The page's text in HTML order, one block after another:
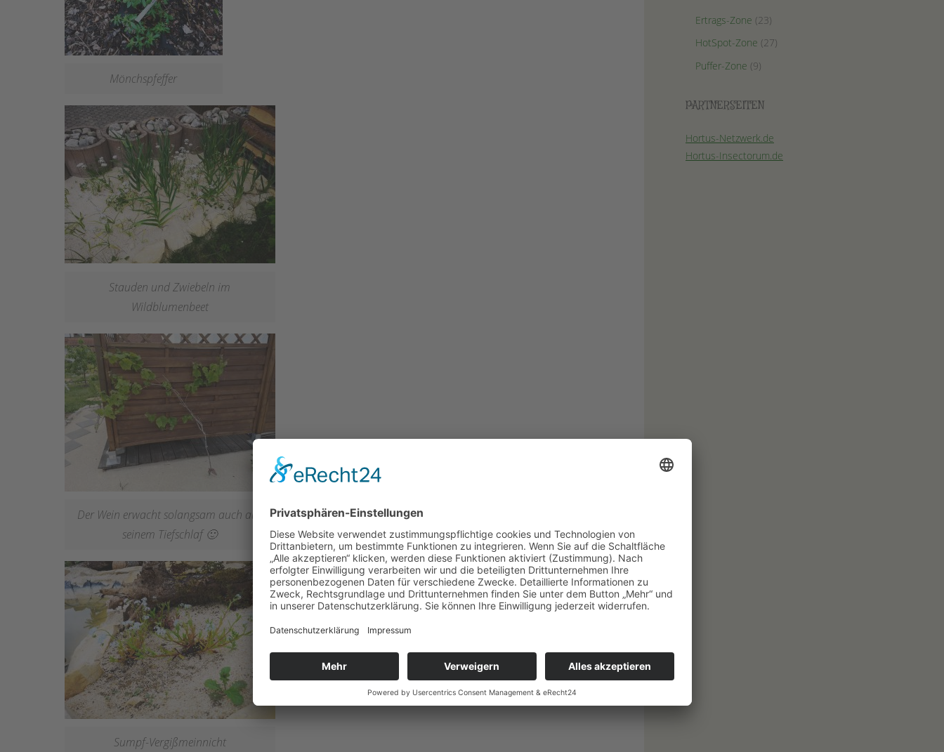
Mönchspfeffer
Stauden und Zwiebeln im
Wildblumenbeet
Der Wein erwacht solangsam auch aus
seinem Tiefschlaf 🙂
Sumpf-Vergißmeinnicht
Ertrags-Zone (23)
HotSpot-Zone (27)
Puffer-Zone (9)
PARTNERSEITEN
Hortus-Netzwerk.de
Hortus-Insectorum.de